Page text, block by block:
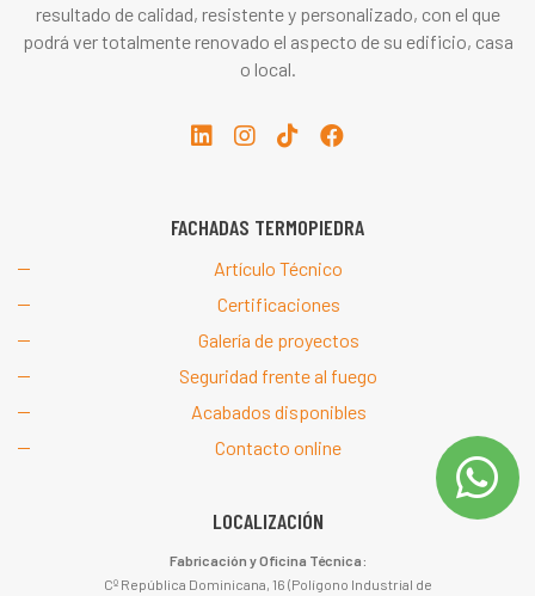
resultado de calidad, resistente y personalizado, con el que
podrá ver totalmente renovado el aspecto de su edificio, casa
o local.
FACHADAS TERMOPIEDRA
Artículo Técnico
Certificaciones
Galería de proyectos
Seguridad frente al fuego
Acabados disponibles
Contacto online
LOCALIZACIÓN
Fabricación y Oficina Técnica:
Cº República Dominicana, 16 (Polígono Industrial de